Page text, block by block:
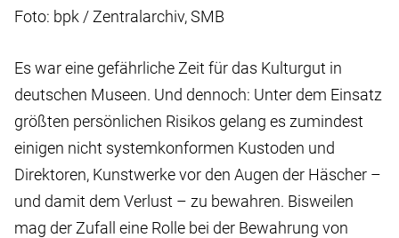
Foto: bpk / Zentralarchiv, SMB
Es war eine gefährliche Zeit für das Kulturgut in
deutschen Museen. Und dennoch: Unter dem Einsatz
größten persönlichen Risikos gelang es zumindest
einigen nicht systemkonformen Kustoden und
Direktoren, Kunstwerke vor den Augen der Häscher –
und damit dem Verlust – zu bewahren. Bisweilen
mag der Zufall eine Rolle bei der Bewahrung von